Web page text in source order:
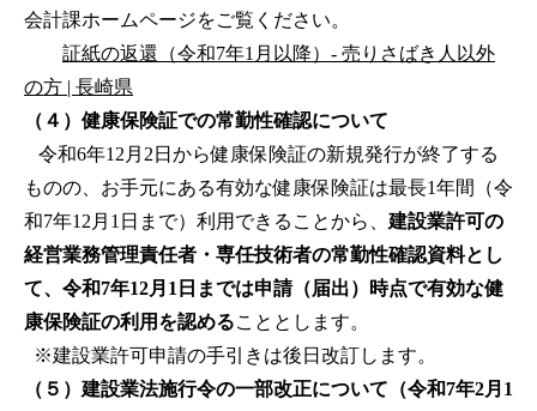
会計課ホームページをご覧ください。
証紙の返還（令和7年1月以降）- 売りさばき人以外
の方 | 長崎県
（４）健康保険証での常勤性確認について
令和6年12月2日から健康保険証の新規発行が終了する
ものの、お手元にある有効な健康保険証は最長1年間（令
和7年12月1日まで）利用できることから、 建設業許可の
経営業務管理責任者・専任技術者の常勤性確認資料とし
て、令和7年12月1日までは申請（届出）時点で有効な健
康保険証の利用を認めることとします。
※建設業許可申請の手引きは後日改訂します。
（５）建設業法施行令の一部改正について（令和7年2月1